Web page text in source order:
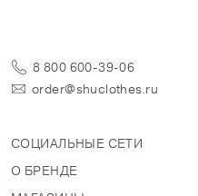
8 800 600-39-06
order@shuclothes.ru
СОЦИАЛЬНЫЕ СЕТИ
О БРЕНДЕ